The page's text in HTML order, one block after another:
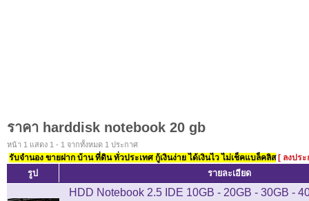
ราคา harddisk notebook 20 gb
หน้า 1 แสดง 1 - 1 จากทั้งหมด 1 ประกาศ
รับจำนอง ขายฝาก บ้าน ที่ดิน ทั่วประเทศ กู้เงินง่าย ได้เงินไว ไม่เช็คแบล็คลิส [ ลงปร
รูป รายละเอียด
HDD Notebook 2.5 IDE 10GB - 20GB - 30GB -